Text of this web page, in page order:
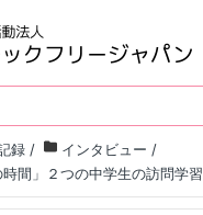
録 / インタビュー /
時間」２つの中学生の訪問学習